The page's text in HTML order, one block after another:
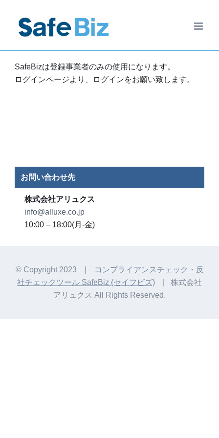
content
SafeBizは登録事業者のみの使用になります。
ログインページより、ログインをお願い致します。
お問い合わせ先
株式会社アリュクス
info@alluxe.co.jp
10:00 – 18:00(月-金)
© Copyright 2023 |
コンプライアンスチェック・反
社チェックツール SafeBiz (セイフビズ) | 株式会社
アリュクス All Rights Reserved.